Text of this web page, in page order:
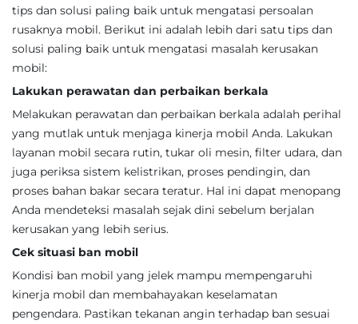
tips dan solusi paling baik untuk mengatasi persoalan
rusaknya mobil. Berikut ini adalah lebih dari satu tips dan
solusi paling baik untuk mengatasi masalah kerusakan
mobil:
Lakukan perawatan dan perbaikan berkala
Melakukan perawatan dan perbaikan berkala adalah perihal
yang mutlak untuk menjaga kinerja mobil Anda. Lakukan
layanan mobil secara rutin, tukar oli mesin, filter udara, dan
juga periksa sistem kelistrikan, proses pendingin, dan
proses bahan bakar secara teratur. Hal ini dapat menopang
Anda mendeteksi masalah sejak dini sebelum berjalan
kerusakan yang lebih serius.
Cek situasi ban mobil
Kondisi ban mobil yang jelek mampu mempengaruhi
kinerja mobil dan membahayakan keselamatan
pengendara. Pastikan tekanan angin terhadap ban sesuai